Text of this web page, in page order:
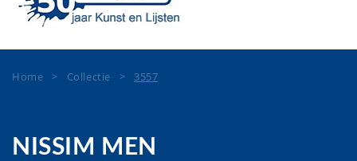
Home > Collectie > 3557
NISSIM MEN